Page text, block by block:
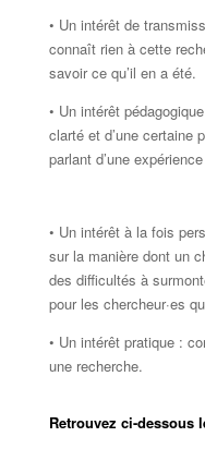
• Un intérêt de
connaît rien à cette
savoir ce qu’il en a été.
• Un intérêt
clarté et d’une certaine
parlant d’une
• Un intérêt à la fois
sur la manière dont un
des difficultés à
pour les chercheur·es
• Un intérêt pratique :
une recherche.
Retrouvez ci-dessous